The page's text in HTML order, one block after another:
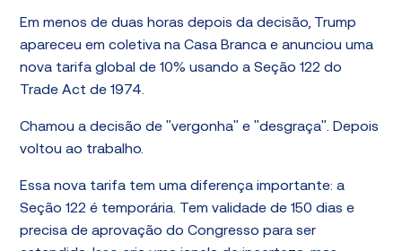
Em menos de duas horas depois da decisão, Trump
apareceu em coletiva na Casa Branca e anunciou uma
nova tarifa global de 10% usando a Seção 122 do
Trade Act de 1974.
Chamou a decisão de "vergonha" e "desgraça". Depois
voltou ao trabalho.
Essa nova tarifa tem uma diferença importante: a
Seção 122 é temporária. Tem validade de 150 dias e
precisa de aprovação do Congresso para ser